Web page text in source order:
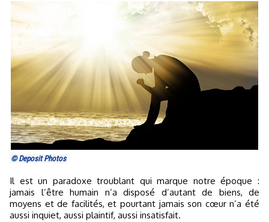
© Deposit Photos
Il est un paradoxe troublant qui marque notre époque :
jamais l’être humain n’a disposé d’autant de biens, de
moyens et de facilités, et pourtant jamais son cœur n’a été
aussi inquiet, aussi plaintif, aussi insatisfait.